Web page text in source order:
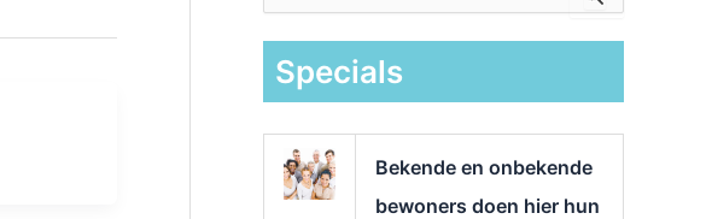
k
Specials
Bekende en onbekende
bewoners doen hier hun